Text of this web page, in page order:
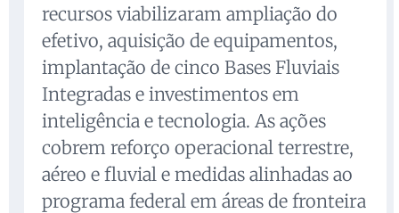
recursos viabilizaram ampliação do
efetivo, aquisição de equipamentos,
implantação de cinco Bases Fluviais
Integradas e investimentos em
inteligência e tecnologia. As ações
cobrem reforço operacional terrestre,
aéreo e fluvial e medidas alinhadas ao
programa federal em áreas de fronteira